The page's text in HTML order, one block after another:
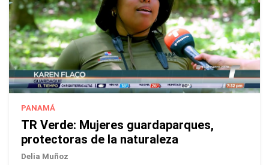
PANAMÁ
TR Verde: Mujeres guardaparques,
protectoras de la naturaleza
Delia Muñoz